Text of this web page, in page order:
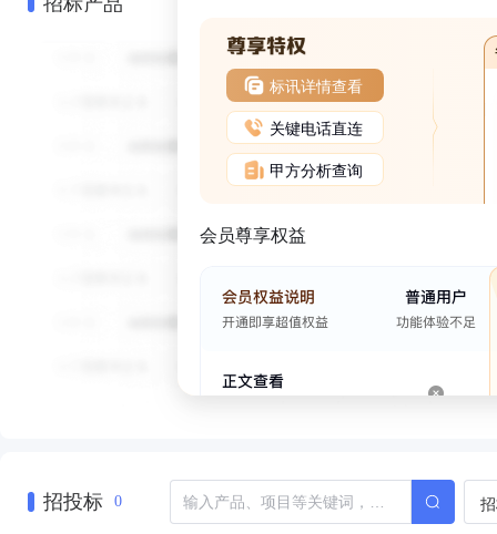
标讯详情查看
关键电话直连
甲方分析查询
会员尊享权益
招投标 0